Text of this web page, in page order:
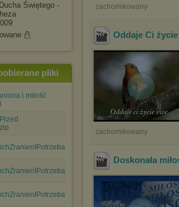
Świętego -
pliki
i miłość
zachomikowany
Oddaje Ci
zachomikowany
Doskonała